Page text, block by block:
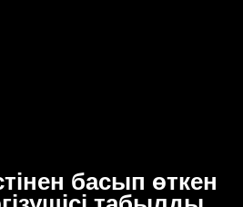
басып өткен